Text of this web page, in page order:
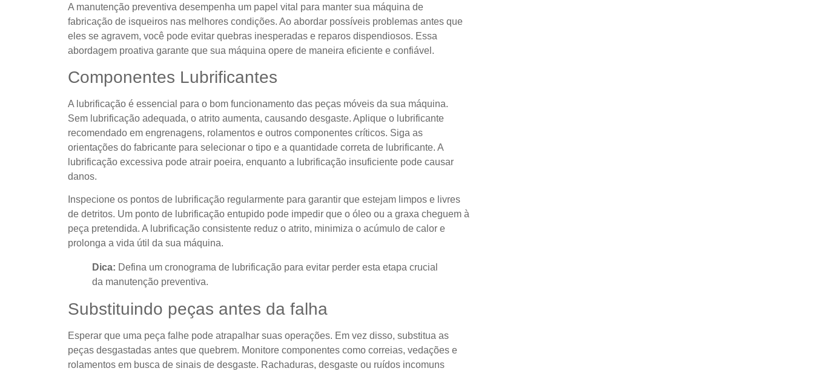
A manutenção preventiva desempenha um papel vital para manter sua máquina de
fabricação de isqueiros nas melhores condições. Ao abordar possíveis problemas antes que
eles se agravem, você pode evitar quebras inesperadas e reparos dispendiosos. Essa
abordagem proativa garante que sua máquina opere de maneira eficiente e confiável.
Componentes Lubrificantes
A lubrificação é essencial para o bom funcionamento das peças móveis da sua máquina.
Sem lubrificação adequada, o atrito aumenta, causando desgaste. Aplique o lubrificante
recomendado em engrenagens, rolamentos e outros componentes críticos. Siga as
orientações do fabricante para selecionar o tipo e a quantidade correta de lubrificante. A
lubrificação excessiva pode atrair poeira, enquanto a lubrificação insuficiente pode causar
danos.
Inspecione os pontos de lubrificação regularmente para garantir que estejam limpos e livres
de detritos. Um ponto de lubrificação entupido pode impedir que o óleo ou a graxa cheguem à
peça pretendida. A lubrificação consistente reduz o atrito, minimiza o acúmulo de calor e
prolonga a vida útil da sua máquina.
Dica: Defina um cronograma de lubrificação para evitar perder esta etapa crucial
da manutenção preventiva.
Substituindo peças antes da falha
Esperar que uma peça falhe pode atrapalhar suas operações. Em vez disso, substitua as
peças desgastadas antes que quebrem. Monitore componentes como correias, vedações e
rolamentos em busca de sinais de desgaste. Rachaduras, desgaste ou ruídos incomuns